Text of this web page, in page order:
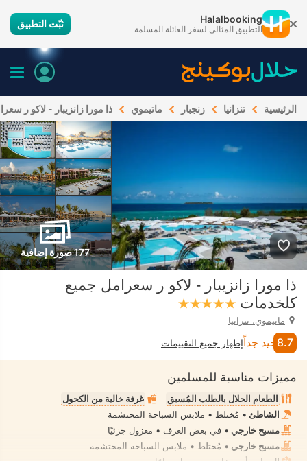
Halalbooking
التطبيق المثالي لسفر العائلة المسلمة ثبّت التطبيق
الرئيسية تنزانيا زنجبار ماتيموي ذا مورا زانزيبار - لاكو ر
177 صورة إضافية
ذا مورا زانزيبار - لاكو ر سعرامل جميع
كلخدمات
ماتيموي، تنزانيا
8.7 جيد جداًإظهار جميع التقييمات
مميزات مناسبة للمسلمين
الطعام الحلال بالطلب المُسبق
غرفة خالية من الكحول
الشاطئ • مُختلط • ملابس السباحة المحتشمة
مسبح خارجي • في بعض الغرف • معزول جزئيًا
مسبح خارجي • مُختلط • ملابس السباحة المحتشمة